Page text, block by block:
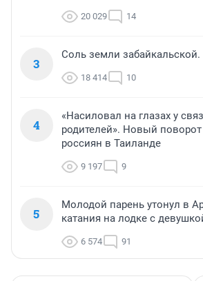
20 029 14
3
Соль земли
18 414 10
4
«Насиловал на глазах у
родителей». Новый
россиян в Таиланде
9 197 9
5
Молодой парень утонул в
катания на лодке с
6 574 91